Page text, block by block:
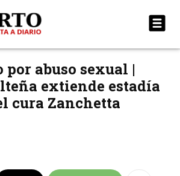
por abuso sexual |
extiende estadía
cura Zanchetta